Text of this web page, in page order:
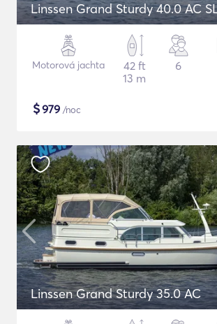
Linssen Grand Sturdy 40.0 AC
Motorová jachta
42 ft
13 m
6
$979 /noc
Linssen Grand Sturdy 35.0 AC